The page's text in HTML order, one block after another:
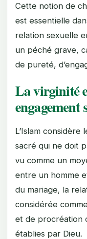
Cette notion de
est essentielle
relation sexuelle
un péché grave,
de pureté,
La virginité
engagement
L’Islam considère
sacré qui ne doit
vu comme un
entre un homme
du mariage, la
considérée
et de procréation
établies par Dieu.